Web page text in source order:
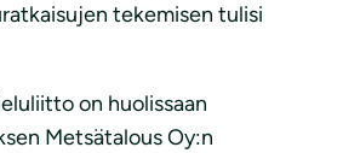
tekemisen tulisi
on huolissaan
Metsätalous Oy:n